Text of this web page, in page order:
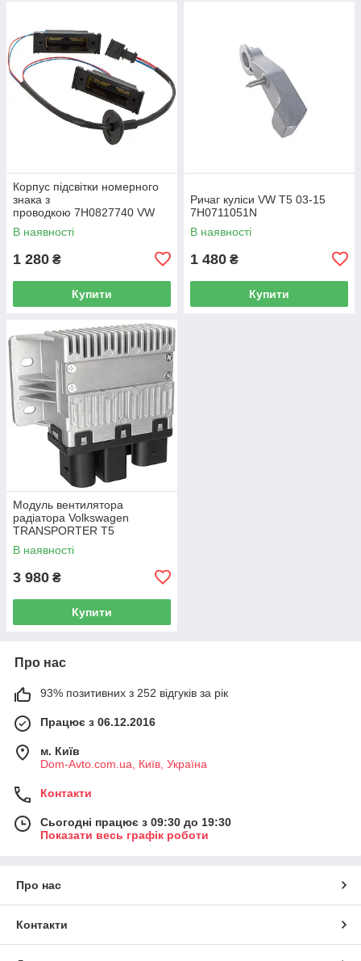
Корпус підсвітки номерного
знака з
проводкою 7H0827740 VW
Caddy III (2K) 2004-2015
/ Caddy IV (SA) 2016-
В наявності
1 280 ₴
Купити
Ричаг куліси VW T5 03-15
7H0711051N
В наявності
1 480 ₴
Купити
Модуль вентилятора
радіатора Volkswagen
TRANSPORTER T5
Фургон 03-15 7H0919506D
В наявності
3 980 ₴
Купити
Про нас
93% позитивних з 252 відгуків за рік
Працює з 06.12.2016
м. Київ
Dom-Avto.com.ua, Київ, Україна
Контакти
Сьогодні працює з 09:30 до 19:30
Показати весь графік роботи
Про нас
Контакти